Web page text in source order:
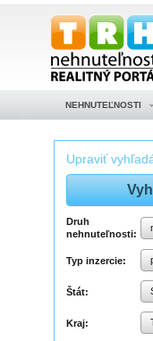
NEHNUTEĽNOSTI
Upraviť
Druh
nehnuteľnosti:
Typ inzercie:
Štát:
Kraj: